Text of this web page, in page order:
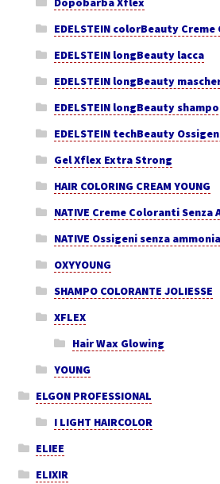
EDELSTEIN colorBeauty
EDELSTEIN longBeauty lacca
EDELSTEIN longBeauty
EDELSTEIN longBeauty
EDELSTEIN techBeauty
Gel Xflex Extra Strong
HAIR COLORING CREAM YOUNG
NATIVE Creme Coloranti Senza
NATIVE Ossigeni senza
OXYYOUNG
SHAMPO COLORANTE JOLIESSE
XFLEX
Hair Wax Glowing
YOUNG
ELGON PROFESSIONAL
I LIGHT HAIRCOLOR
ELIEE
ELIXIR